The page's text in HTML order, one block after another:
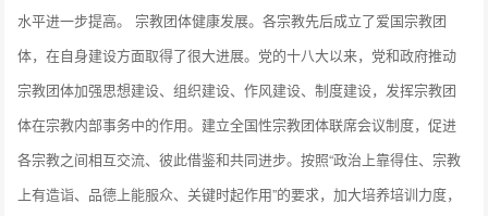
水平进一步提高。 宗教团体健康发展。各宗教先后成立了爱国宗教团
体，在自身建设方面取得了很大进展。党的十八大以来，党和政府推动
宗教团体加强思想建设、组织建设、作风建设、制度建设，发挥宗教团
体在宗教内部事务中的作用。建立全国性宗教团体联席会议制度，促进
各宗教之间相互交流、彼此借鉴和共同进步。按照“政治上靠得住、宗教
上有造诣、品德上能服众、关键时起作用”的要求，加大培养培训力度，